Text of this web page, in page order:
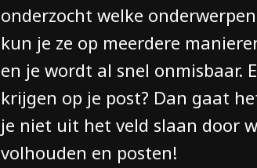
onderzocht welke
kun je ze op meerdere
en je wordt al snel onmisbaar.
krijgen op je post? Dan gaat
je niet uit het veld slaan door
volhouden en posten!